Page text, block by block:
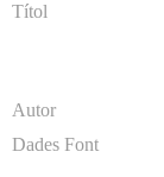
Títol
Autor
Dades Font